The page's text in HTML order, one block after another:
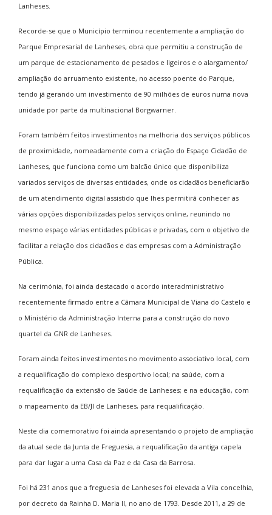
Lanheses.
Recorde-se que o Município terminou recentemente a ampliação do
Parque Empresarial de Lanheses, obra que permitiu a construção de
um parque de estacionamento de pesados e ligeiros e o alargamento/
ampliação do arruamento existente, no acesso poente do Parque,
tendo já gerando um investimento de 90 milhões de euros numa nova
unidade por parte da multinacional Borgwarner.
Foram também feitos investimentos na melhoria dos serviços públicos
de proximidade, nomeadamente com a criação do Espaço Cidadão de
Lanheses, que funciona como um balcão único que disponibiliza
variados serviços de diversas entidades, onde os cidadãos beneficiarão
de um atendimento digital assistido que lhes permitirá conhecer as
várias opções disponibilizadas pelos serviços online, reunindo no
mesmo espaço várias entidades públicas e privadas, com o objetivo de
facilitar a relação dos cidadãos e das empresas com a Administração
Pública.
Na cerimónia, foi ainda destacado o acordo interadministrativo
recentemente firmado entre a Câmara Municipal de Viana do Castelo e
o Ministério da Administração Interna para a construção do novo
quartel da GNR de Lanheses.
Foram ainda feitos investimentos no movimento associativo local, com
a requalificação do complexo desportivo local; na saúde, com a
requalificação da extensão de Saúde de Lanheses; e na educação, com
o mapeamento da EB/JI de Lanheses, para requalificação.
Neste dia comemorativo foi ainda apresentando o projeto de ampliação
da atual sede da Junta de Freguesia, a requalificação da antiga capela
para dar lugar a uma Casa da Paz e da Casa da Barrosa.
Foi há 231 anos que a freguesia de Lanheses foi elevada a Vila concelhia,
por decreto da Rainha D. Maria II, no ano de 1793. Desde 2011, a 29 de